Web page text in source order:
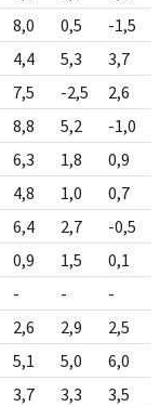
8,0 0,5 -1,5
4,4 5,3 3,7
7,5 -2,5 2,6
8,8 5,2 -1,0
6,3 1,8 0,9
4,8 1,0 0,7
6,4 2,7 -0,5
0,9 1,5 0,1
- - -
2,6 2,9 2,5
5,1 5,0 6,0
3,7 3,3 3,5